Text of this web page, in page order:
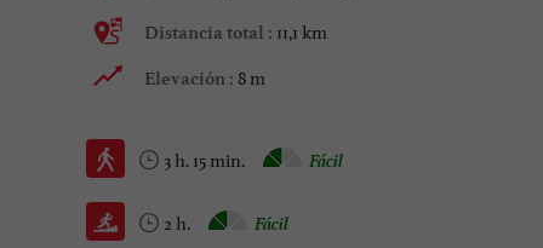
Distancia total : 11,1 km
Elevación : 8 m
3 h. 15 min. Fácil
2 h. Fácil